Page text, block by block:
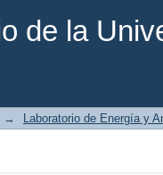
de la
→ Laboratorio de Energía y